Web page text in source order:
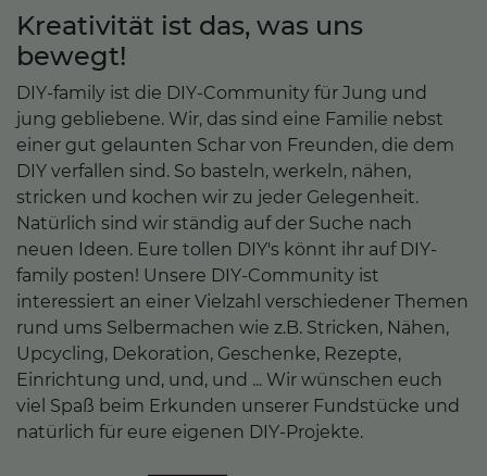
Kreativität ist das, was uns
bewegt!
DIY-family ist die DIY-Community für Jung und
jung gebliebene. Wir, das sind eine Familie nebst
einer gut gelaunten Schar von Freunden, die dem
DIY verfallen sind. So basteln, werkeln, nähen,
stricken und kochen wir zu jeder Gelegenheit.
Natürlich sind wir ständig auf der Suche nach
neuen Ideen. Eure tollen DIY's könnt ihr auf DIY-
family posten! Unsere DIY-Community ist
interessiert an einer Vielzahl verschiedener Themen
rund ums Selbermachen wie z.B. Stricken, Nähen,
Upcycling, Dekoration, Geschenke, Rezepte,
Einrichtung und, und, und ... Wir wünschen euch
viel Spaß beim Erkunden unserer Fundstücke und
natürlich für eure eigenen DIY-Projekte.